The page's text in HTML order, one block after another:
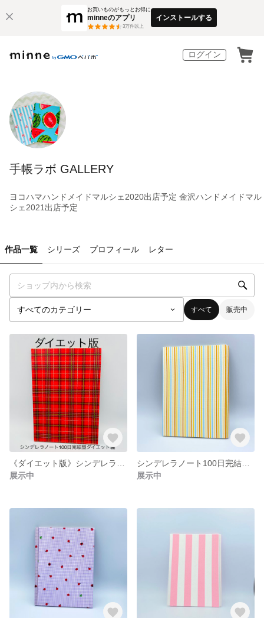
お買いものがもっとお得に
minneのアプリ
3万件以上
インストールする
ログイン
手帳ラボ GALLERY
ヨコハマハンドメイドマルシェ2020出店予定 金沢ハンドメイドマル
シェ2021出店予定
作品一覧 シリーズ プロフィール レター
すべて 販売中
展示中
展示中